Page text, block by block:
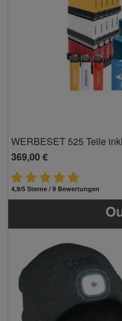
WERBESET 525 Teile
369,00 €
4,9/5 Sterne / 9 Bewertungen